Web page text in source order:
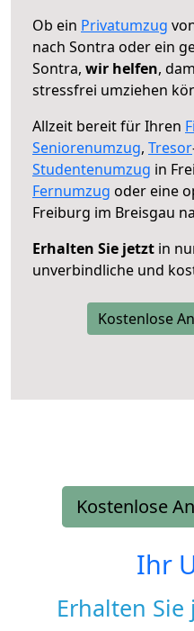
Ob ein Privatumzug
nach Sontra oder ein
Sontra, wir helfen,
stressfrei umziehen
Allzeit bereit für Ihren
Seniorenumzug, Tresor
Studentenumzug in
Fernumzug oder eine
Freiburg im Breisgau
Erhalten Sie jetzt in
unverbindliche und
Kostenlose
Kostenlose
Ihr
Erhalten